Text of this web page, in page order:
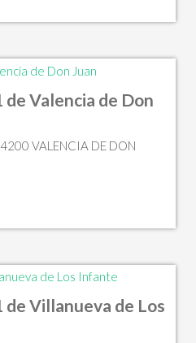
Valencia de Don
VALENCIA DE DON
Villanueva de Los